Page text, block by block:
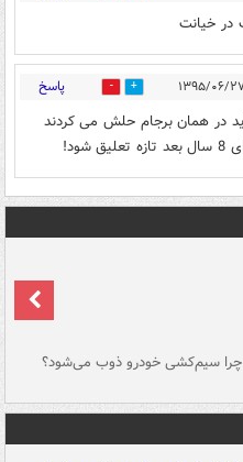
در خیانت
0 پاسخ
در همان برجام حلش می کردند
چرا سیم‌کشی خودرو ذوب می‌شود؟